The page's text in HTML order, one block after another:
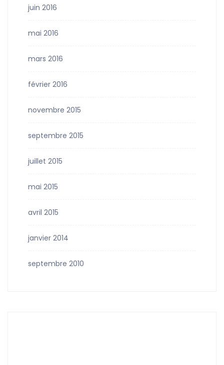
juin 2016
mai 2016
mars 2016
février 2016
novembre 2015
septembre 2015
juillet 2015
mai 2015
avril 2015
janvier 2014
septembre 2010